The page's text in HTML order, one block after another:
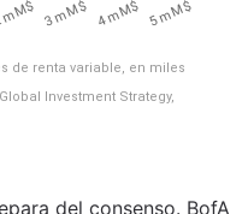
de renta variable, en miles
Investment Strategy,
del consenso. BofA